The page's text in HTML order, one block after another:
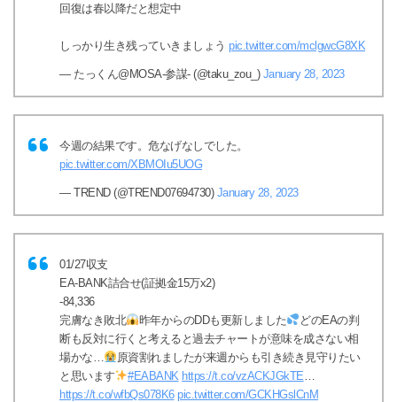
回復は春以降だと想定中
しっかり生き残っていきましょう pic.twitter.com/mclgwcG8XK
— たっくん@MOSA-参謀- (@taku_zou_) January 28, 2023
今週の結果です。危なげなしでした。
pic.twitter.com/XBMOIu5UOG
— TREND (@TREND07694730) January 28, 2023
01/27収支
EA-BANK詰合せ(証拠金15万x2)
-84,336
完膚なき敗北
昨年からのDDも更新しました
どのEAの判
断も反対に行くと考えると過去チャートが意味を成さない相
場かな…
原資割れましたが来週からも引き続き見守りたい
と思います
#EABANK https://t.co/vzACKJGkTE…
https://t.co/wfbQs078K6 pic.twitter.com/GCKHGslCnM